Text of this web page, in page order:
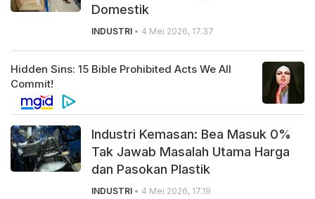
Domestik
INDUSTRI • 4 Mei 2026, 17.37
Industri Kemasan: Bea Masuk 0%
Tak Jawab Masalah Utama Harga
dan Pasokan Plastik
INDUSTRI • 4 Mei 2026, 17.19